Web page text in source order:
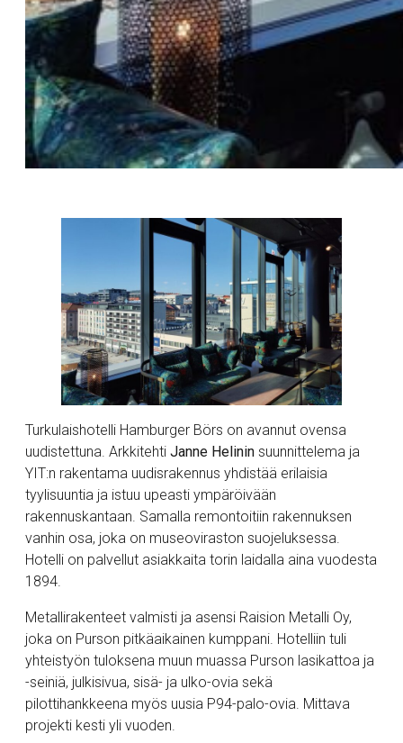
Turkulaishotelli Hamburger Börs on avannut ovensa
uudistettuna. Arkkitehti Janne Helinin suunnittelema ja
YIT:n rakentama uudisrakennus yhdistää erilaisia
tyylisuuntia ja istuu upeasti ympäröivään
rakennuskantaan. Samalla remontoitiin rakennuksen
vanhin osa, joka on museoviraston suojeluksessa.
Hotelli on palvellut asiakkaita torin laidalla aina vuodesta
1894.
Metallirakenteet valmisti ja asensi Raision Metalli Oy,
joka on Purson pitkäaikainen kumppani. Hotelliin tuli
yhteistyön tuloksena muun muassa Purson lasikattoa ja
-seiniä, julkisivua, sisä- ja ulko-ovia sekä
pilottihankkeena myös uusia P94-palo-ovia. Mittava
projekti kesti yli vuoden.